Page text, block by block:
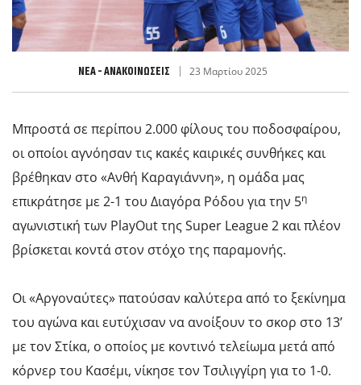
ΝΈΑ - ΑΝΑΚΟΙΝΏΣΕΙΣ 23 Μαρτίου 2025
Μπροστά σε περίπου 2.000 φίλους του ποδοσφαίρου,
οι οποίοι αγνόησαν τις κακές καιρικές συνθήκες και
βρέθηκαν στο «Ανθή Καραγιάννη», η ομάδα μας
επικράτησε με 2-1 του Διαγόρα Ρόδου για την 5η
αγωνιστική των PlayOut της Super League 2 και πλέον
βρίσκεται κοντά στον στόχο της παραμονής.
Οι «Αργοναύτες» πατούσαν καλύτερα από το ξεκίνημα
του αγώνα και ευτύχισαν να ανοίξουν το σκορ στο 13’
με τον Στίκα, ο οποίος με κοντινό τελείωμα μετά από
κόρνερ του Κασέμι, νίκησε τον Τσιλιγγίρη για το 1-0.